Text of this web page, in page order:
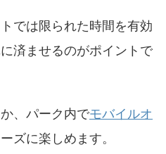
では限られた時間を有効
済ませるのがポイントで
、パーク内でモバイルオ
ズに楽しめます。